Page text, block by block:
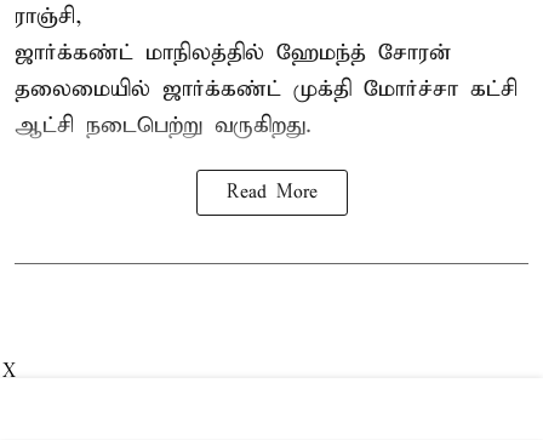
ராஞ்சி,
ஜார்க்கண்ட் மாநிலத்தில் ஹேமந்த் சோரன்
தலைமையில் ஜார்க்கண்ட் முக்தி மோர்ச்சா கட்சி
ஆட்சி நடைபெற்று வருகிறது.
Read More
X